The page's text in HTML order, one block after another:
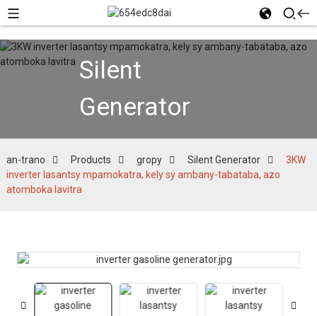
Silent
Generator
an-trano Products gropy Silent Generator
3KW
inverter lasantsy mpamokatra, kely sy ambany-tabataba, azo
atomboka lavitra